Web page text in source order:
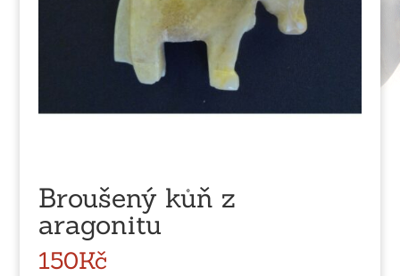
Broušený kůň z
aragonitu
150Kč